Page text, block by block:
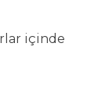
içinde